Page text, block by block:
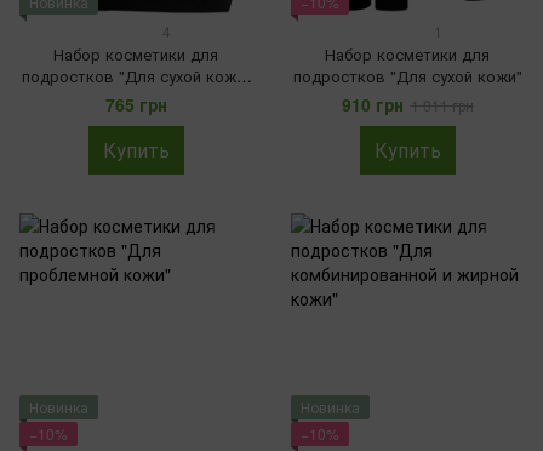
4
Набор косметики для
подростков "Для сухой кожи"
в косметичке
765 грн
Купить
1
Набор косметики для
подростков "Для сухой кожи"
910 грн 1 011 грн
Купить
Новинка
−10%
Новинка
−10%